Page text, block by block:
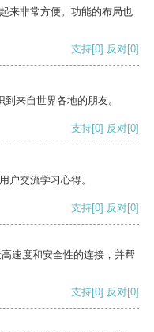
来非常方便。功能的布局也
支持[0] 反对[0]
来自世界各地的朋友。
支持[0] 反对[0]
户交流学习心得。
支持[0] 反对[0]
速度和安全性的连接，并帮
支持[0] 反对[0]